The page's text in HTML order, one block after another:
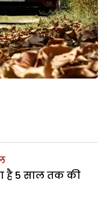
है 5 साल तक की